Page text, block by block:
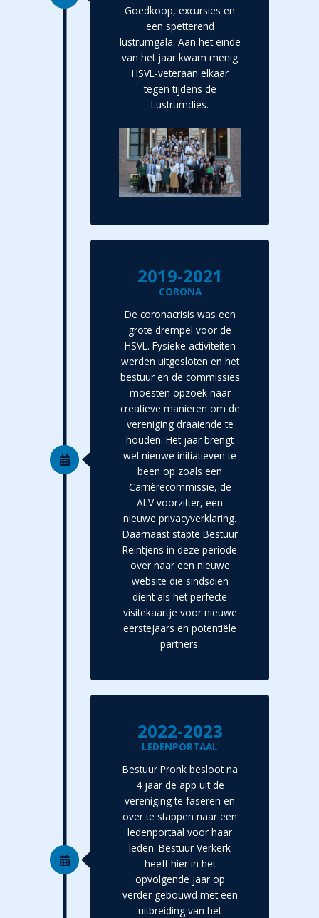
Goedkoop, excursies en
een spetterend
lustrumgala. Aan het einde
van het jaar kwam menig
HSVL-veteraan elkaar
tegen tijdens de
Lustrumdies.
2019-2021
CORONA
De coronacrisis was een
grote drempel voor de
HSVL. Fysieke activiteiten
werden uitgesloten en het
bestuur en de commissies
moesten opzoek naar
creatieve manieren om de
vereniging draaiende te
houden. Het jaar brengt
wel nieuwe initiatieven te
been op zoals een
Carrièrecommissie, de
ALV voorzitter, een
nieuwe privacyverklaring.
Daarnaast stapte Bestuur
Reintjens in deze periode
over naar een nieuwe
website die sindsdien
dient als het perfecte
visitekaartje voor nieuwe
eerstejaars en potentiële
partners.
2022-2023
LEDENPORTAAL
Bestuur Pronk besloot na
4 jaar de app uit de
vereniging te faseren en
over te stappen naar een
ledenportaal voor haar
leden. Bestuur Verkerk
heeft hier in het
opvolgende jaar op
verder gebouwd met een
uitbreiding van het